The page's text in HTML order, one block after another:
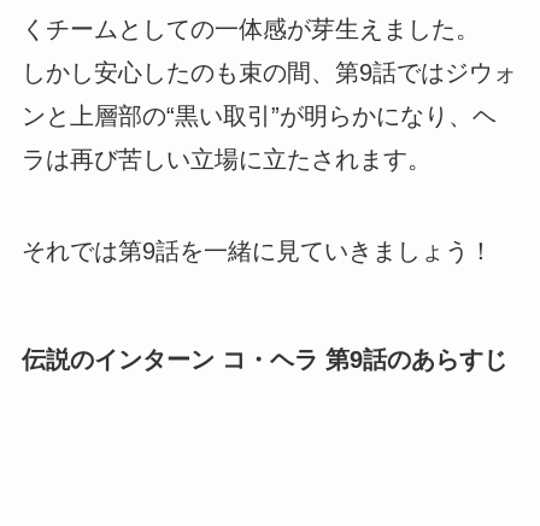
くチームとしての一体感が芽生えました。
しかし安心したのも束の間、第9話ではジウォ
ンと上層部の“黒い取引”が明らかになり、ヘ
ラは再び苦しい立場に立たされます。
それでは第9話を一緒に見ていきましょう！
伝説のインターン コ・ヘラ 第9話のあらすじ